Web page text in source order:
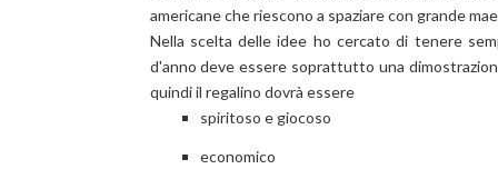
americane che riescono a spaziare con grande
Nella scelta delle idee ho cercato di tenere
d'anno deve essere soprattutto una
quindi il regalino dovrà essere
spiritoso e giocoso
economico